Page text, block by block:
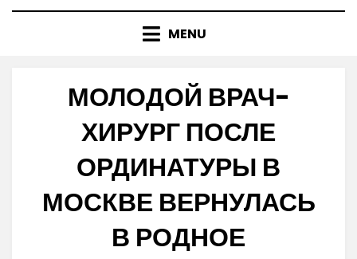
MENU
МОЛОДОЙ ВРАЧ-
ХИРУРГ ПОСЛЕ
ОРДИНАТУРЫ В
МОСКВЕ ВЕРНУЛАСЬ
В РОДНОЕ